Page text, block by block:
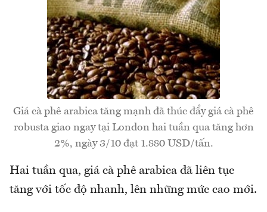
Giá cà phê arabica tăng mạnh đã thúc đẩy giá cà phê
robusta giao ngay tại London hai tuần qua tăng hơn
2%, ngày 3/10 đạt 1.880 USD/tấn.
Hai tuần qua, giá cà phê arabica đã liên tục
tăng với tốc độ nhanh, lên những mức cao mới.